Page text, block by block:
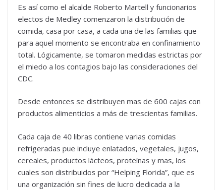
Es así como el alcalde Roberto Martell y funcionarios
electos de Medley comenzaron la distribución de
comida, casa por casa, a cada una de las familias que
para aquel momento se encontraba en confinamiento
total. Lógicamente, se tomaron medidas estrictas por
el miedo a los contagios bajo las consideraciones del
CDC.
Desde entonces se distribuyen mas de 600 cajas con
productos alimenticios a más de trescientas familias.
Cada caja de 40 libras contiene varias comidas
refrigeradas pue incluye enlatados, vegetales, jugos,
cereales, productos lácteos, proteínas y mas, los
cuales son distribuidos por “Helping Florida”, que es
una organización sin fines de lucro dedicada a la